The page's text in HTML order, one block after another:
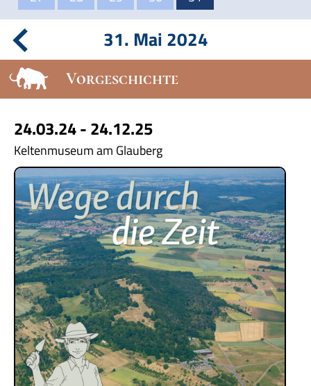
31. Mai 2024
Vorgeschichte
24.03.24 - 24.12.25
Keltenmuseum am Glauberg